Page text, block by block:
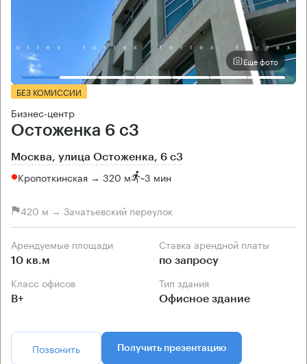
Еще фото
БЕЗ КОМИССИИ
Бизнес-центр
Остоженка 6 с3
Москва, улица Остоженка, 6 с3
Кропоткинская → 320 м ~3 мин
420 м → Зачатьевский переулок
Арендуемые площади
10 кв.м
Ставка арендной платы
по запросу
Класс офисов
B+
Тип здания
Офисное здание
Позвонить Получить презентацию